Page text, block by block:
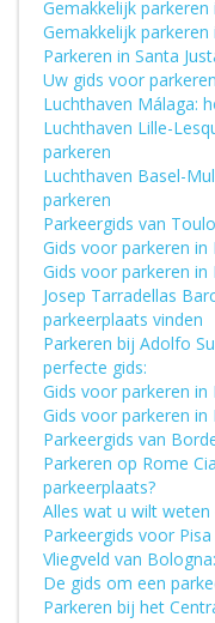
Gemakkelijk
Gemakkelijk
Parkeren in Santa
Uw gids voor
Luchthaven Málaga:
Luchthaven Lille-
parkeren
Luchthaven Basel-
parkeren
Parkeergids van
Gids voor parkeren in
Gids voor parkeren in
Josep Tarradellas
parkeerplaats vinden
Parkeren bij Adolfo
perfecte gids:
Gids voor parkeren in
Gids voor parkeren in
Parkeergids van
Parkeren op Rome
parkeerplaats?
Alles wat u wilt
Parkeergids voor
Vliegveld van
De gids om een
Parkeren bij het